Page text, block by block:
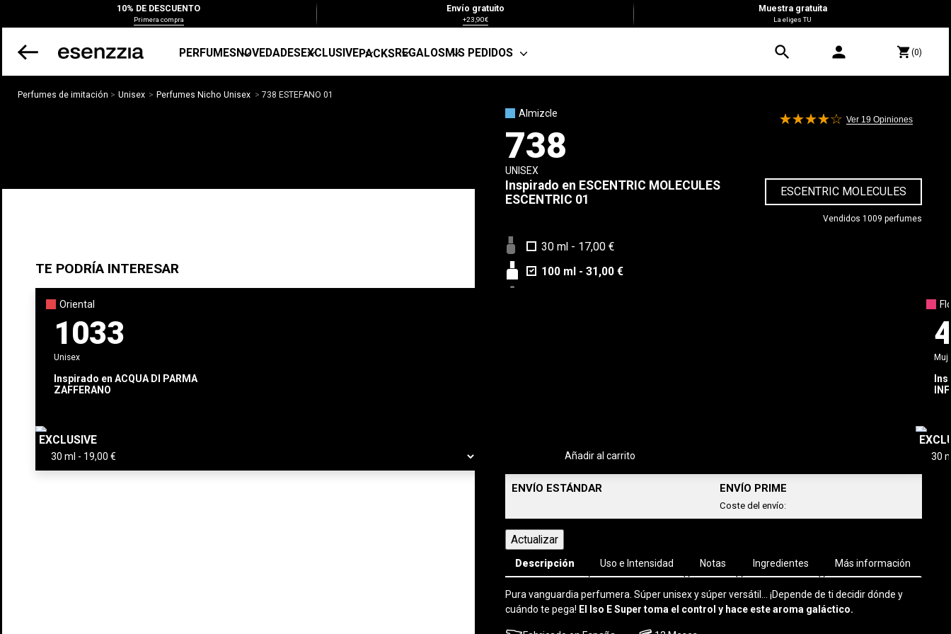
10% DE DESCUENTO
Primera compra
Envío gratuito
+23,90€
Muestra gratuita
La eliges TU
PERFUMESNOVEDADESEXCLUSIVEPACKSREGALOSMIS PEDIDOS search person shopping_cart(0)
Perfumes de imitación Unisex Perfumes Nicho Unisex 738 ESTEFANO 01
Almizcle
Ver 19 Opiniones
738
UNISEX
Inspirado en ESCENTRIC MOLECULES
ESCENTRIC 01
ESCENTRIC MOLECULES
Vendidos 1009 perfumes
30 ml - 17,00 €
100 ml - 31,00 €
ENVÍO ESTÁNDAR ENVÍO PRIME
Coste del envío:
Descripción Uso e Intensidad Notas Ingredientes Más información
Pura vanguardia perfumera. Súper unisex y súper versátil... ¡Depende de ti decidir dónde y
cuándo te pega! El Iso E Super toma el control y hace este aroma galáctico.
TE PODRÍA INTERESAR
Oriental
1033
Unisex
Inspirado en ACQUA DI PARMA
ZAFFERANO
EXCLUSIVE
Añadir al carrito